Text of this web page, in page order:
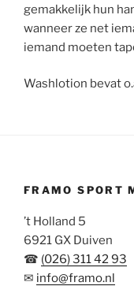
gemakkelijk hun
wanneer ze net
iemand moeten
Washlotion bevat
FRAMO SPORT
’t Holland 5
6921 GX Duiven
☎ (026) 311 42 93
✉ info@framo.nl